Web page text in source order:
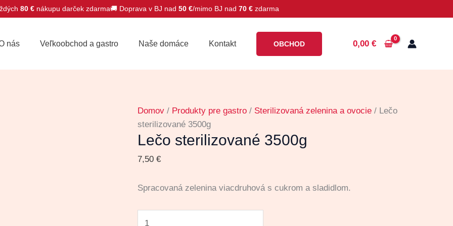
80 € nákupu darček zdarma🚚 Doprava v BJ nad 50 €/mimo BJ nad 70 € zdarma
nás Veľkoobchod a gastro Naše domáce Kontakt OBCHOD 0,00 €
Domov / Produkty pre gastro / Sterilizovaná zelenina a ovocie / Lečo
sterilizované 3500g
Lečo sterilizované 3500g
7,50 €
Spracovaná zelenina viacdruhová s cukrom a sladidlom.
Lečo